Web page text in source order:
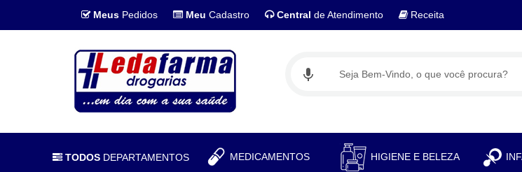
Meus Pedidos Meu Cadastro Central de Atendimento Receita
TODOS DEPARTAMENTOS MEDICAMENTOS HIGIENE E BELEZA